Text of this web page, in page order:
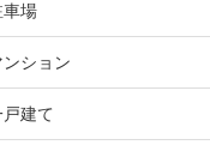
車場
ション
建て